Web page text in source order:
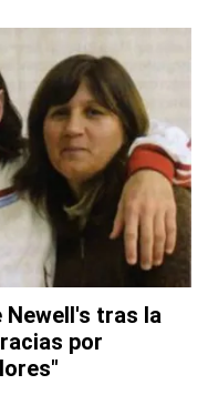
Newell's tras la
por